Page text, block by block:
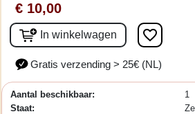
€ 10,00
In winkelwagen favorite_border
Gratis verzending > 25€ (NL)
Aantal beschikbaar:
1
Staat: